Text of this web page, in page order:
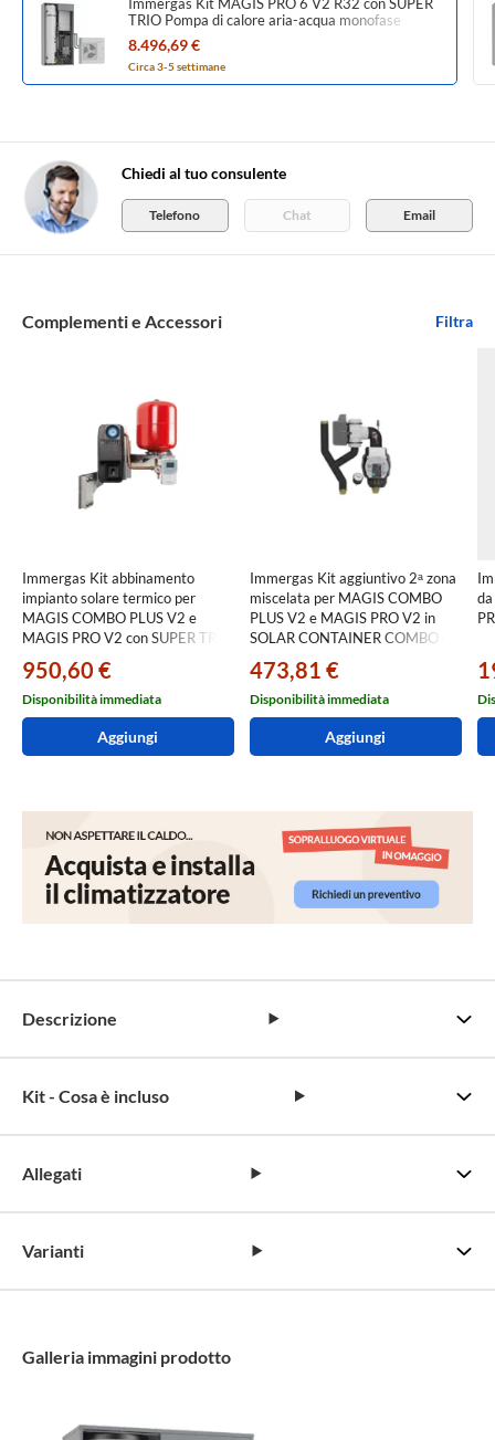
TRIO Pompa di calore aria-acqua monofase
Inverter con gruppo idronico, per impianti fino a
due zone 3.030607+3.030395
8.496,69 €
Circa 3-5 settimane
Complementi e Accessori Filtra
Immergas Kit abbinamento
impianto solare termico per
MAGIS COMBO PLUS V2 e
MAGIS PRO V2 con SUPER TRIO
950,60 €
Disponibilità immediata
Aggiungi
Immergas Kit aggiuntivo 2ᵃ zona
miscelata per MAGIS COMBO
PLUS V2 e MAGIS PRO V2 in
SOLAR CONTAINER COMBO e
473,81 €
Disponibilità immediata
Aggiungi
Chiedi al tuo consulente
Telefono Chat Email
Descrizione
Kit - Cosa è incluso
Allegati
Varianti
Galleria immagini prodotto